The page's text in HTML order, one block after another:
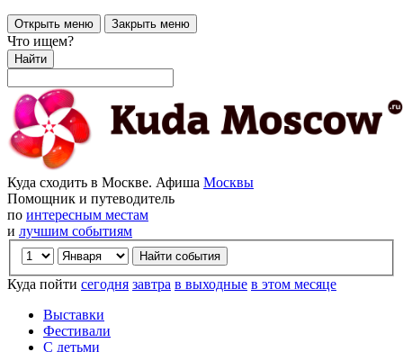
Открыть меню Закрыть меню
Что ищем?
Найти
Куда сходить в Москве. Афиша Москвы
Помощник и путеводитель
по интересным местам
и лучшим событиям
Куда пойти сегодня завтра в выходные в этом месяце
Выставки
Фестивали
С детьми